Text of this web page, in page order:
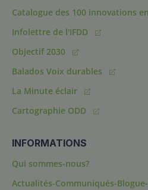
Catalogue des 100 innovations
Infolettre de l'IFDD
Objectif 2030
Balados Voix durables
La Minute éclair
Cartographie ODD
INFORMATIONS
Qui sommes-nous?
Actualités-Communiqués-